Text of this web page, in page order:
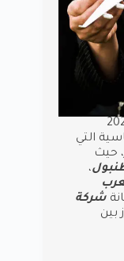
التي
حيث
،
شركة
بين